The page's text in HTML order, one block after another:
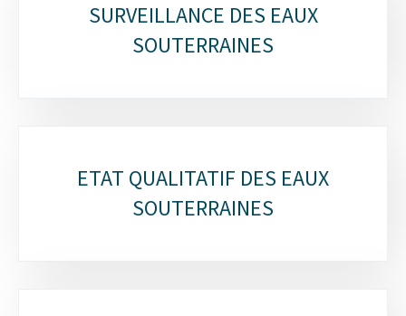
SURVEILLANCE DES EAUX
SOUTERRAINES
ETAT QUALITATIF DES EAUX
SOUTERRAINES